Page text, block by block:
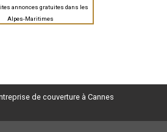
annonces gratuites dans les
Alpes-Maritimes
de couverture à Cannes